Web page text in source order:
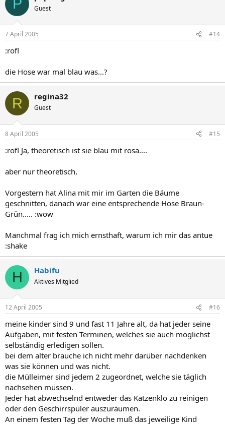
P Guest
7 April 2005 #14
:rofl
die Hose war mal blau was...?
R regina32
Guest
8 April 2005 #15
:rofl Ja, theoretisch ist sie blau mit rosa....
aber nur theoretisch,
Vorgestern hat Alina mit mir im Garten die Bäume
geschnitten, danach war eine entsprechende Hose Braun-
Grün..... :wow
Manchmal frag ich mich ernsthaft, warum ich mir das antue
:shake
H Habifu
Aktives Mitglied
12 April 2005 #16
meine kinder sind 9 und fast 11 Jahre alt, da hat jeder seine
Aufgaben, mit festen Terminen, welches sie auch möglichst
selbständig erledigen sollen.
bei dem alter brauche ich nicht mehr darüber nachdenken
was sie können und was nicht.
die Mülleimer sind jedem 2 zugeordnet, welche sie täglich
nachsehen müssen.
Jeder hat abwechselnd entweder das Katzenklo zu reinigen
oder den Geschirrspüler auszuräumen.
An einem festen Tag der Woche muß das jeweilige Kind